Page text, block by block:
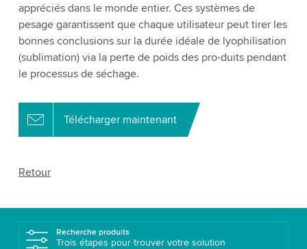
appréciés dans le monde entier. Ces systèmes de
pesage garantissent que chaque utilisateur peut tirer les
bonnes conclusions sur la durée idéale de lyophilisation
(sublimation) via la perte de poids des pro-duits pendant
le processus de séchage.
Télécharger maintenant
Retour
Recherche produits
Trois étapes pour trouver votre solution